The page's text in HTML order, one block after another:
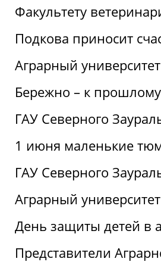
Факультету
Подкова приносит
Аграрный
Бережно – к
ГАУ Северного
1 июня маленькие
ГАУ Северного
Аграрный
День защиты детей в
Представители